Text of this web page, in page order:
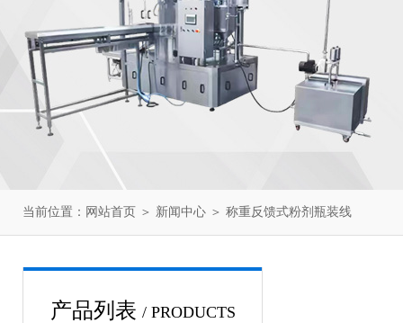
当前位置： 网站首页 ＞ 新闻中心 ＞ 称重反馈式粉剂瓶装线
产品列表 / PRODUCTS